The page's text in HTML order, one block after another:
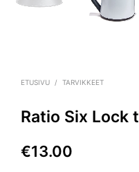
ETUSIVU / TARVIKKEET
Ratio Six Lock
€13.00